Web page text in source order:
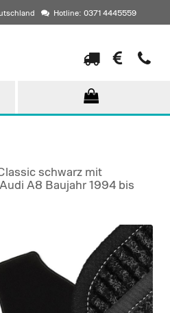
Hotline: 0371 4445559
schwarz mit
A8 Baujahr 1994 bis